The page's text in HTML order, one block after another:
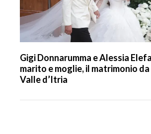
Gigi Donnarumma e Alessia
marito e moglie, il matrimonio
Valle d’Itria